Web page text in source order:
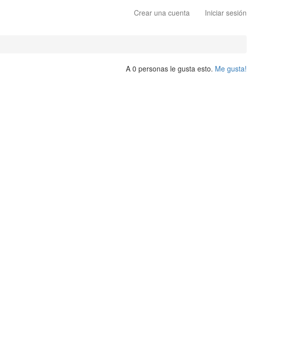
Crear una cuenta Iniciar sesión
A 0 personas le gusta esto. Me gusta!